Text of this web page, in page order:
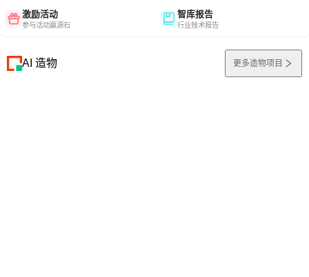
激励活动
参与活动赢源石
智库报告
行业技术报告
AI 造物 更多造物项目